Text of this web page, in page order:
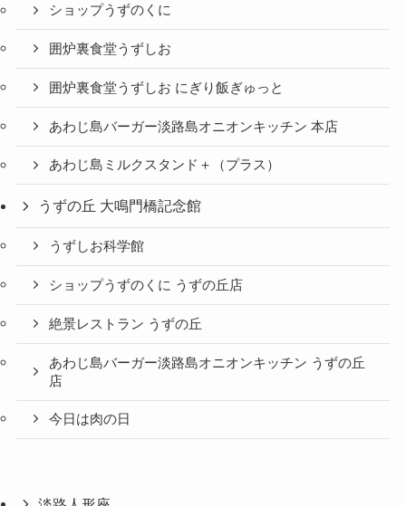
ショップうずのくに
囲炉裏食堂うずしお
囲炉裏食堂うずしお にぎり飯ぎゅっと
あわじ島バーガー淡路島オニオンキッチン 本店
あわじ島ミルクスタンド＋（プラス）
うずの丘 大鳴門橋記念館
うずしお科学館
ショップうずのくに うずの丘店
絶景レストラン うずの丘
あわじ島バーガー淡路島オニオンキッチン うずの丘
店
今日は肉の日